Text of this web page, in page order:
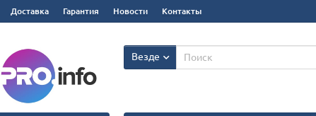
Доставка Гарантия Новости Контакты
Везде